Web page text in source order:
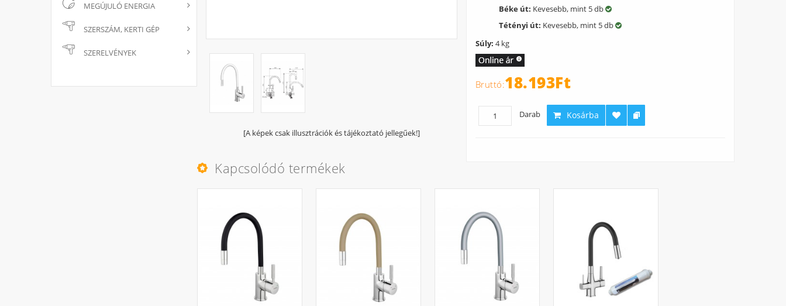
MEGÚJULÓ ENERGIA
SZERSZÁM, KERTI GÉP
SZERELVÉNYEK
[A képek csak illusztrációk és tájékoztató jellegűek!]
Béke út: Kevesebb, mint 5 db
Tétényi út: Kevesebb, mint 5 db
Súly: 4 kg
18.193Ft
Darab Kosárba
Kapcsolódó termékek